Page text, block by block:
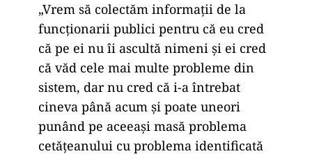
„Vrem să colectăm informaţii de la
funcţionarii publici pentru că eu cred
că pe ei nu îi ascultă nimeni şi ei cred
că văd cele mai multe probleme din
sistem, dar nu cred că i-a întrebat
cineva până acum şi poate uneori
punând pe aceeaşi masă problema
cetăţeanului cu problema identificată